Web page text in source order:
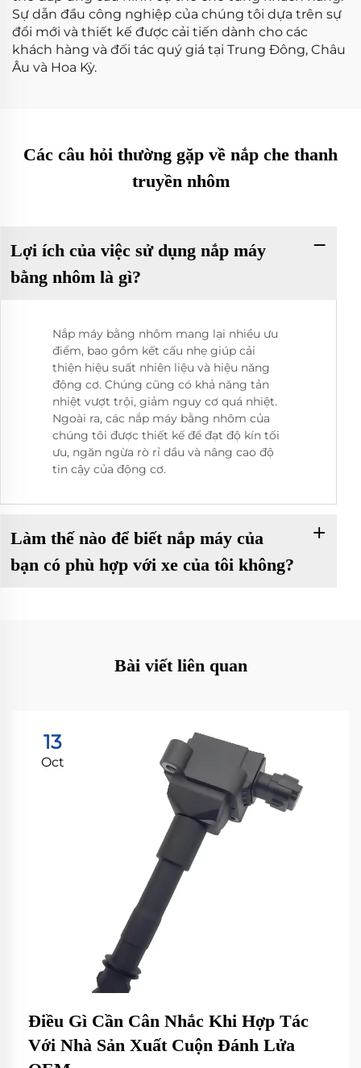
Sự dẫn đầu công nghiệp của chúng tôi dựa trên sự
đổi mới và thiết kế được cải tiến dành cho các
khách hàng và đối tác quý giá tại Trung Đông, Châu
Âu và Hoa Kỳ.
Các câu hỏi thường gặp về nắp che thanh
truyền nhôm
Lợi ích của việc sử dụng nắp máy
bằng nhôm là gì?
Nắp máy bằng nhôm mang lại nhiều ưu
điểm, bao gồm kết cấu nhẹ giúp cải
thiện hiệu suất nhiên liệu và hiệu năng
động cơ. Chúng cũng có khả năng tản
nhiệt vượt trội, giảm nguy cơ quá nhiệt.
Ngoài ra, các nắp máy bằng nhôm của
chúng tôi được thiết kế để đạt độ kín tối
ưu, ngăn ngừa rò rỉ dầu và nâng cao độ
tin cậy của động cơ.
Làm thế nào để biết nắp máy của
bạn có phù hợp với xe của tôi không?
Bài viết liên quan
13
Oct
Điều Gì Cần Cân Nhắc Khi Hợp Tác
Với Nhà Sản Xuất Cuộn Đánh Lửa